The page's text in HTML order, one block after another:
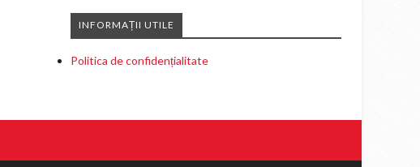
INFORMAȚII UTILE
Politica de confidențialitate